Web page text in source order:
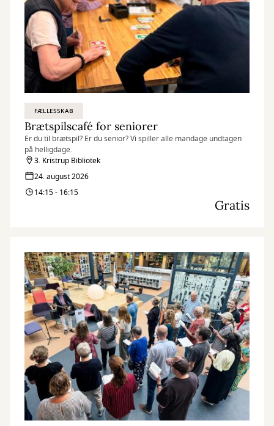
FÆLLESSKAB
Brætspilscafé for seniorer
Er du til brætspil? Er du senior? Vi spiller alle mandage undtagen
på helligdage.
3. Kristrup Bibliotek
24. august 2026
14:15 - 16:15
Gratis